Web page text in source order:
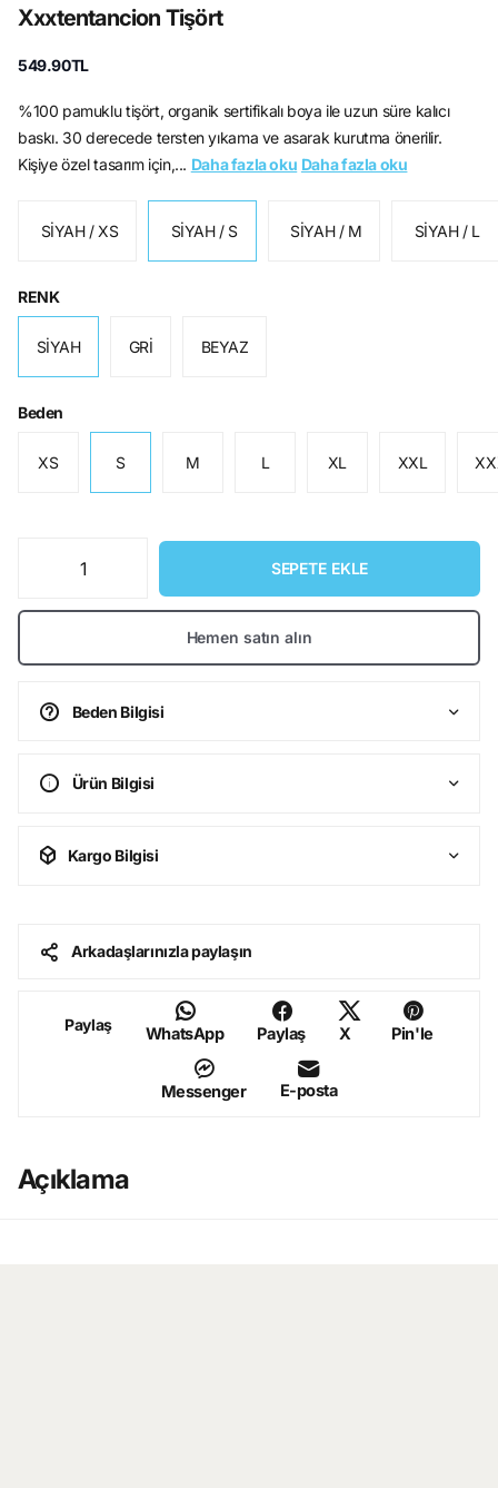
Xxxtentancion Tişört
549.90TL
%100 pamuklu tişört, organik sertifikalı boya ile uzun süre kalıcı
baskı. 30 derecede tersten yıkama ve asarak kurutma önerilir.
Kişiye özel tasarım için,... Daha fazla oku Daha fazla oku
SİYAH / XS SİYAH / S SİYAH / M SİYAH / L
RENK
SİYAH GRİ BEYAZ
Beden
XS S M L XL XXL
SEPETE EKLE
Hemen satın alın
Beden Bilgisi
Ürün Bilgisi
Kargo Bilgisi
Arkadaşlarınızla paylaşın
Paylaş WhatsApp Paylaş X Pin'le
Messenger E-posta
Açıklama